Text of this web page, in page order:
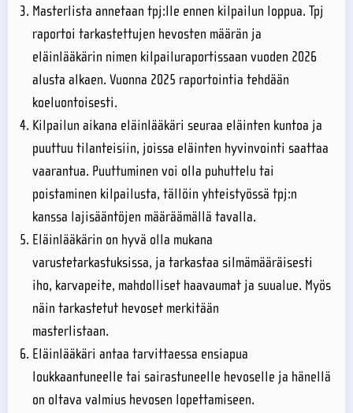
Masterlista annetaan tpj:lle ennen kilpailun loppua. Tpj
raportoi tarkastettujen hevosten määrän ja
eläinlääkärin nimen kilpailuraportissaan vuoden 2026
alusta alkaen. Vuonna 2025 raportointia tehdään
koeluontoisesti.
Kilpailun aikana eläinlääkäri seuraa eläinten kuntoa ja
puuttuu tilanteisiin, joissa eläinten hyvinvointi saattaa
vaarantua. Puuttuminen voi olla puhuttelu tai
poistaminen kilpailusta, tällöin yhteistyössä tpj:n
kanssa lajisääntöjen määräämällä tavalla.
Eläinlääkärin on hyvä olla mukana
varustetarkastuksissa, ja tarkastaa silmämääräisesti
iho, karvapeite, mahdolliset haavaumat ja suualue. Myös
näin tarkastetut hevoset merkitään
Eläinlääkäri antaa tarvittaessa ensiapua
loukkaantuneelle tai sairastuneelle hevoselle ja hänellä
on oltava valmius hevosen lopettamiseen.